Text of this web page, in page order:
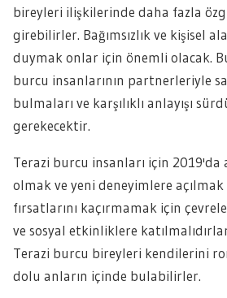
bireyleri ilişkilerinde daha fazla
girebilirler. Bağımsızlık ve kişisel
duymak onlar için önemli olacak.
burcu insanlarının partnerleriyle
bulmaları ve karşılıklı anlayışı
gerekecektir.
Terazi burcu insanları için
olmak ve yeni deneyimlere
fırsatlarını kaçırmamak için
ve sosyal etkinliklere
Terazi burcu bireyleri kendilerini
dolu anların içinde bulabilirler.